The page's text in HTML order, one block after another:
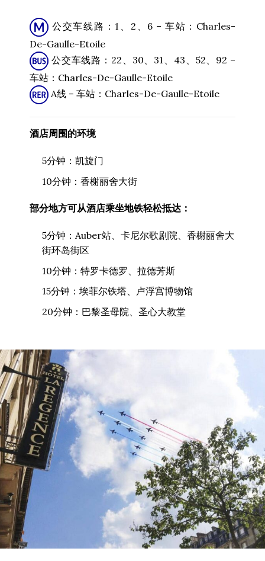
公交车线路：1、2、6 – 车站：Charles-
De-Gaulle-Etoile
公交车线路：22、30、31、43、52、92 –
车站：Charles-De-Gaulle-Etoile
A线 – 车站：Charles-De-Gaulle-Etoile
酒店周围的环境
5分钟：凯旋门
10分钟：香榭丽舍大街
部分地方可从酒店乘坐地铁轻松抵达：
5分钟：Auber站、卡尼尔歌剧院、香榭丽舍大
街环岛街区
10分钟：特罗卡德罗、拉德芳斯
15分钟：埃菲尔铁塔、卢浮宫博物馆
20分钟：巴黎圣母院、圣心大教堂